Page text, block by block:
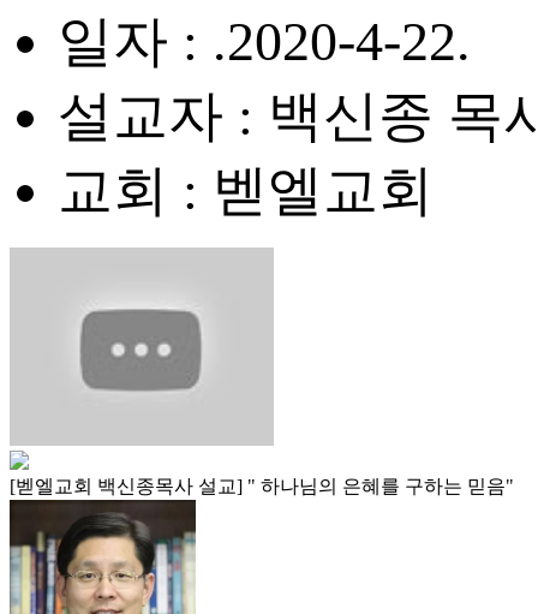
일자 : .2020-4-22.
설교자 : 백신종 목
교회 : 벧엘교회
[벧엘교회 백신종목사 설교] " 하나님의 은혜를 구하는 믿음"